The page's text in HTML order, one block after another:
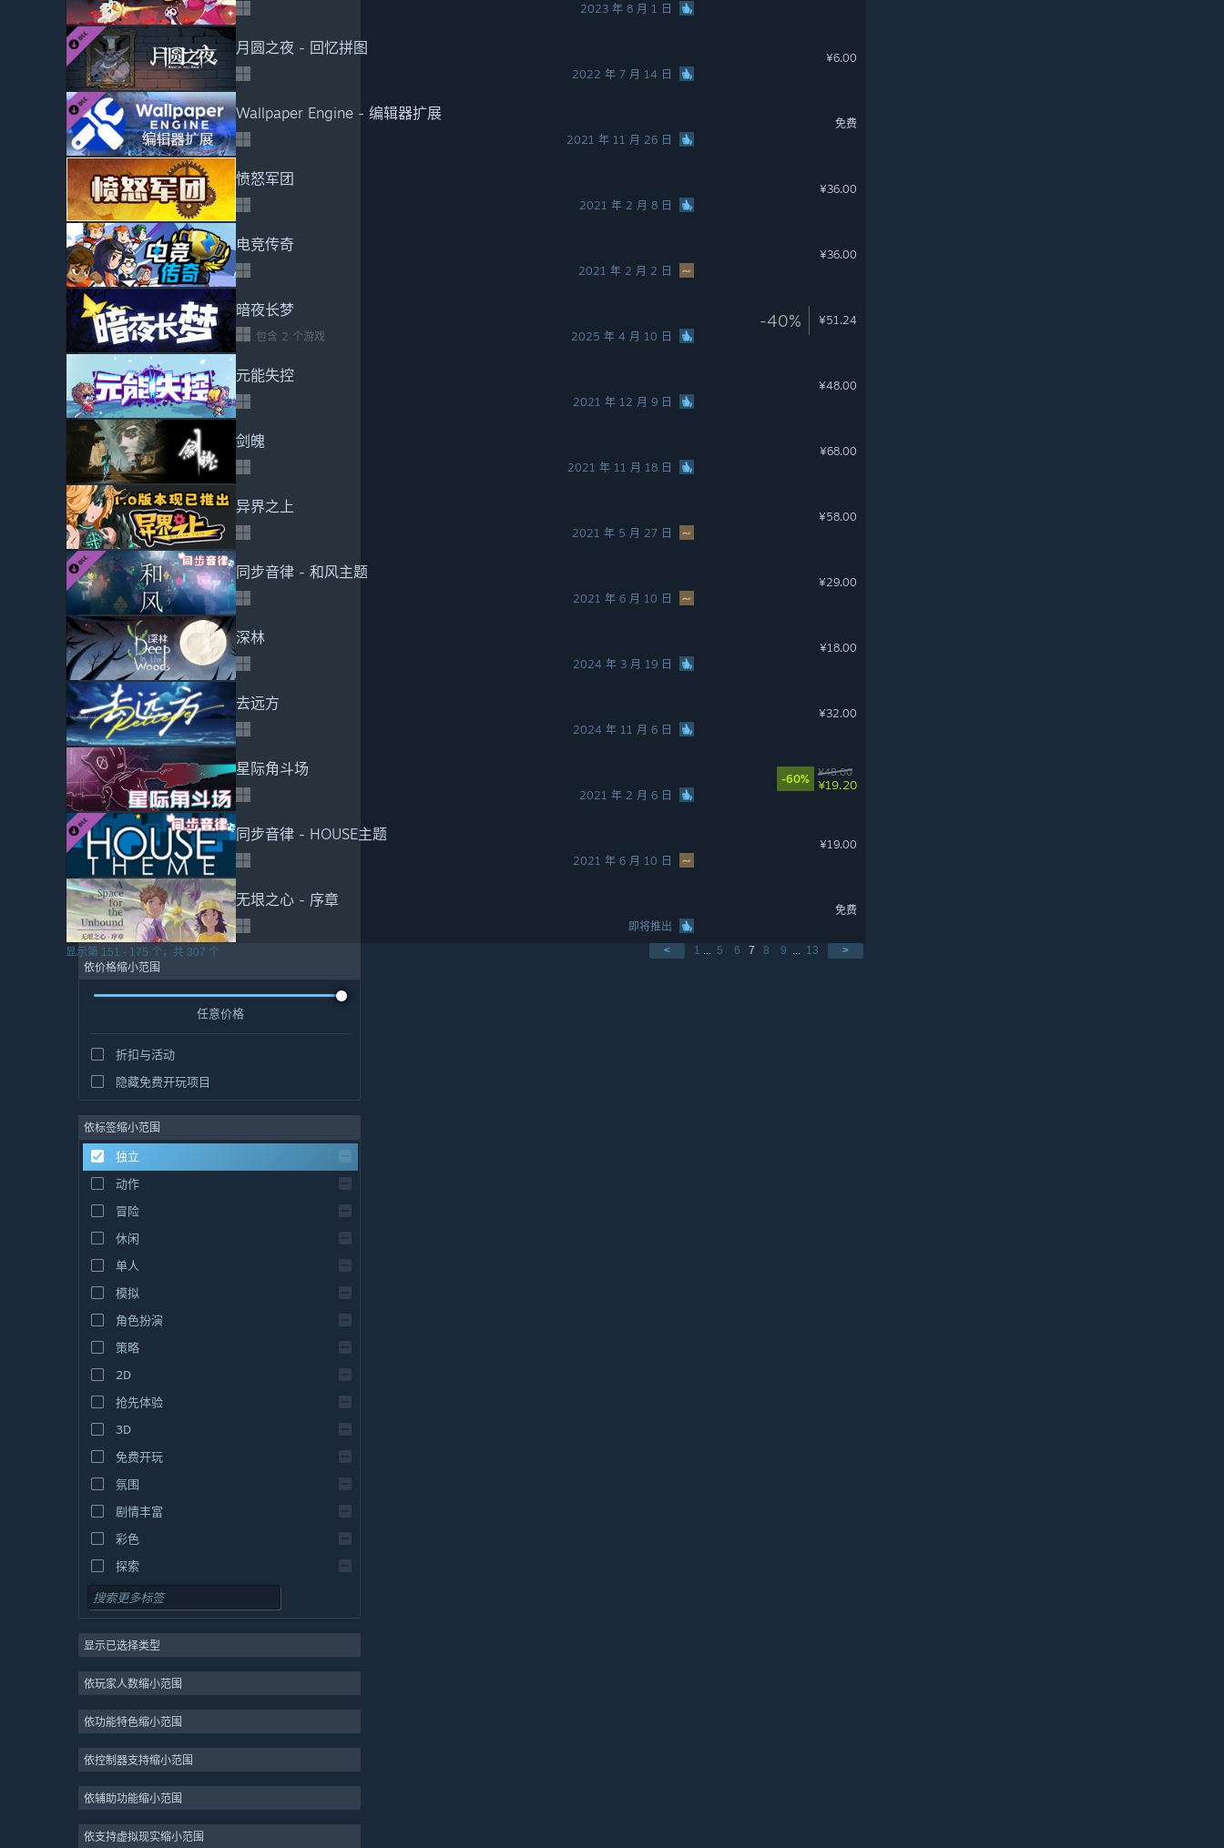
2023 年 8 月 1 日
月圆之夜 - 回忆拼图
2022 年 7 月 14 日
¥6.00
Wallpaper Engine - 编辑器扩展
2021 年 11 月 26 日
免费
愤怒军团
2021 年 2 月 8 日
¥36.00
电竞传奇
2021 年 2 月 2 日
¥36.00
暗夜长梦
包含 2 个游戏 2025 年 4 月 10 日
-40% ¥51.24
元能失控
2021 年 12 月 9 日
¥48.00
剑魄
2021 年 11 月 18 日
¥68.00
异界之上
2021 年 5 月 27 日
¥58.00
同步音律 - 和风主题
2021 年 6 月 10 日
¥29.00
深林
2024 年 3 月 19 日
¥18.00
去远方
2024 年 11 月 6 日
¥32.00
星际角斗场
2021 年 2 月 6 日
-60%
¥48.00
¥19.20
同步音律 - HOUSE主题
2021 年 6 月 10 日
¥19.00
无垠之心 - 序章
即将推出
免费
显示第 151 - 175 个，共 307 个 < 1 5 6 7 8 9 13 >
依价格缩小范围
任意价格
折扣与活动
隐藏免费开玩项目
依标签缩小范围
独立
动作
冒险
休闲
单人
模拟
角色扮演
策略
2D
抢先体验
3D
免费开玩
氛围
剧情丰富
彩色
探索
显示已选择类型
依玩家人数缩小范围
依功能特色缩小范围
依控制器支持缩小范围
依辅助功能缩小范围
依支持虚拟现实缩小范围